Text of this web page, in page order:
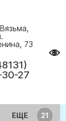
73
27
ЕЩЕ